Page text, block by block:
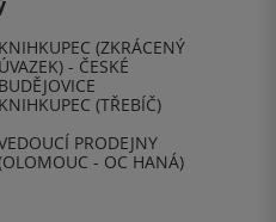
KNIHKUPEC (ZKRÁCENÝ
ÚVAZEK) - ČESKÉ
BUDĚJOVICE
KNIHKUPEC (TŘEBÍČ)
PRODEJNY
- OC HANÁ)